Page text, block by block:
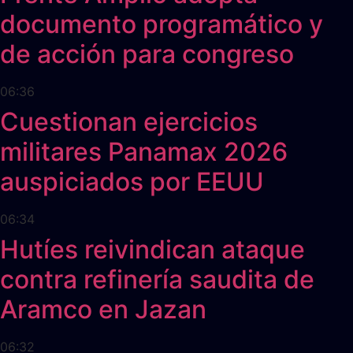
documento programático y
de acción para congreso
06:36
Cuestionan ejercicios
militares Panamax 2026
auspiciados por EEUU
06:34
Hutíes reivindican ataque
contra refinería saudita de
Aramco en Jazan
06:32